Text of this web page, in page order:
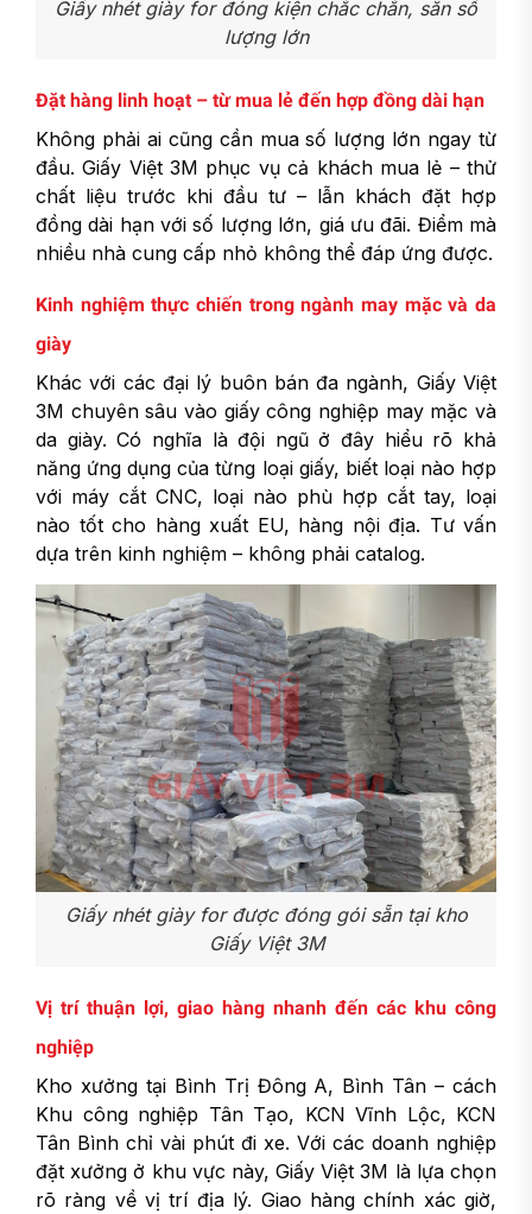
Giấy nhét giày for đóng kiện chắc chắn, sẵn số
lượng lớn
Đặt hàng linh hoạt – từ mua lẻ đến hợp đồng dài hạn
Không phải ai cũng cần mua số lượng lớn ngay từ
đầu. Giấy Việt 3M phục vụ cả khách mua lẻ – thử
chất liệu trước khi đầu tư – lẫn khách đặt hợp
đồng dài hạn với số lượng lớn, giá ưu đãi. Điểm mà
nhiều nhà cung cấp nhỏ không thể đáp ứng được.
Kinh nghiệm thực chiến trong ngành may mặc và da
giày
Khác với các đại lý buôn bán đa ngành, Giấy Việt
3M chuyên sâu vào giấy công nghiệp may mặc và
da giày. Có nghĩa là đội ngũ ở đây hiểu rõ khả
năng ứng dụng của từng loại giấy, biết loại nào hợp
với máy cắt CNC, loại nào phù hợp cắt tay, loại
nào tốt cho hàng xuất EU, hàng nội địa. Tư vấn
dựa trên kinh nghiệm – không phải catalog.
Giấy nhét giày for được đóng gói sẵn tại kho
Giấy Việt 3M
Vị trí thuận lợi, giao hàng nhanh đến các khu công
nghiệp
Kho xưởng tại Bình Trị Đông A, Bình Tân – cách
Khu công nghiệp Tân Tạo, KCN Vĩnh Lộc, KCN
Tân Bình chỉ vài phút đi xe. Với các doanh nghiệp
đặt xưởng ở khu vực này, Giấy Việt 3M là lựa chọn
rõ ràng về vị trí địa lý. Giao hàng chính xác giờ,